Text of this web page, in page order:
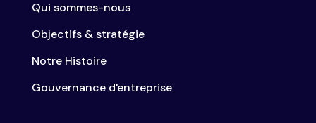
Qui sommes-nous
Objectifs & stratégie
Notre Histoire
Gouvernance d'entreprise